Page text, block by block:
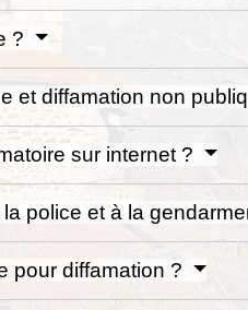
?
et diffamation non
sur internet ?
police et à la
pour diffamation ?